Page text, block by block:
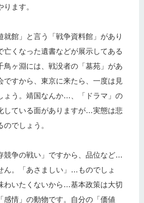
ます。
就館」と言う「戦争資料館」があり
亡くなった遺書などが展示してある
鳥ヶ淵には、戦没者の「墓苑」があ
ですから、東京に来たら、一度は見
ょう。靖国なんか…、「ドラマ」の
している面がありますが…実態は悲
でしょう。
競争の戦い」ですから、品位など…
ん。「あさましい」…ものでしょ
わいたくないから…基本政策は大切
感情」の動物です。自分の「価値